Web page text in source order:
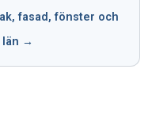
fasad, fönster och
län →